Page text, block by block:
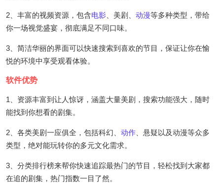
2、丰富的视频资源，包含电影 、美剧、 动漫等多种类型，带给
你一场视觉盛宴，彻底满足不同口味。
3、简洁华丽的界面可以快速搜索到喜欢的节目，保证让你在愉
悦的环境中享受观看体验。
软件优势
1、资源丰富到让人惊讶，涵盖大量美剧，搜索功能强大，随时
能找到你想看的剧集。
2、各类美剧一应俱全，包括科幻、 动作 、悬疑以及动漫等众多
类型，绝对能玩转你的多元文化需求。
3、分类排行榜来帮你快速追踪最热门的节目，轻松找到大家都
在追的剧集，热门指数一目了然。